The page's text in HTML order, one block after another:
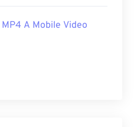
MP4 A Mobile Video